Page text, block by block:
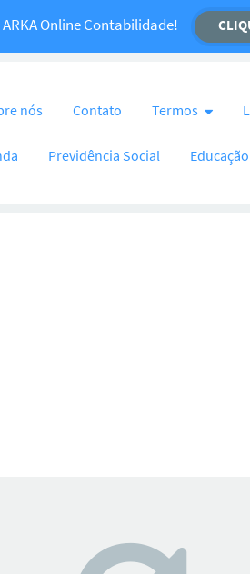
importante para você!
Online Contabilidade!
nós Contato Termos
Previdência Social Educação